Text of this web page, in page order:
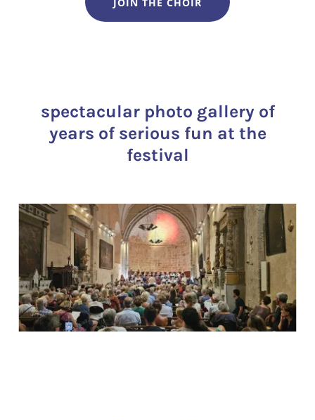
spectacular photo gallery of
years of serious fun at the
festival